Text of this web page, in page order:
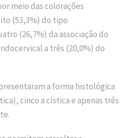
meio das colorações
(53,3%) do tipo
(26,7%) da associação do
a três (20,0%) do
a forma histológica
cinco a cística e apenas três